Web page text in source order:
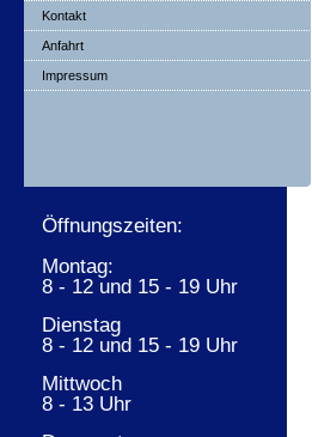
Kontakt
Anfahrt
Impressum
Öffnungszeiten:
Montag:
8 - 12 und 15 - 19 Uhr
Dienstag
8 - 12 und 15 - 19 Uhr
Mittwoch
8 - 13 Uhr